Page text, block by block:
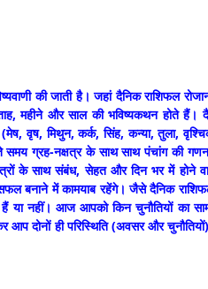
की जाती है। जहां दैनिक राशिफल
महीने और साल की भविष्यकथन होते हैं।
वृष, मिथुन, कर्क, सिंह, कन्या, तुला,
ग्रह-नक्षत्र के साथ साथ पंचांग की
के साथ संबंध, सेहत और दिन भर में होने
बनाने में कामयाब रहेंगे। जैसे दैनिक
नहीं। आज आपको किन चुनौतियों का
दोनों ही परिस्थिति (अवसर और